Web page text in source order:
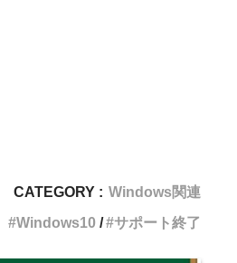
CATEGORY : Windows関連
Windows10 サポート終了